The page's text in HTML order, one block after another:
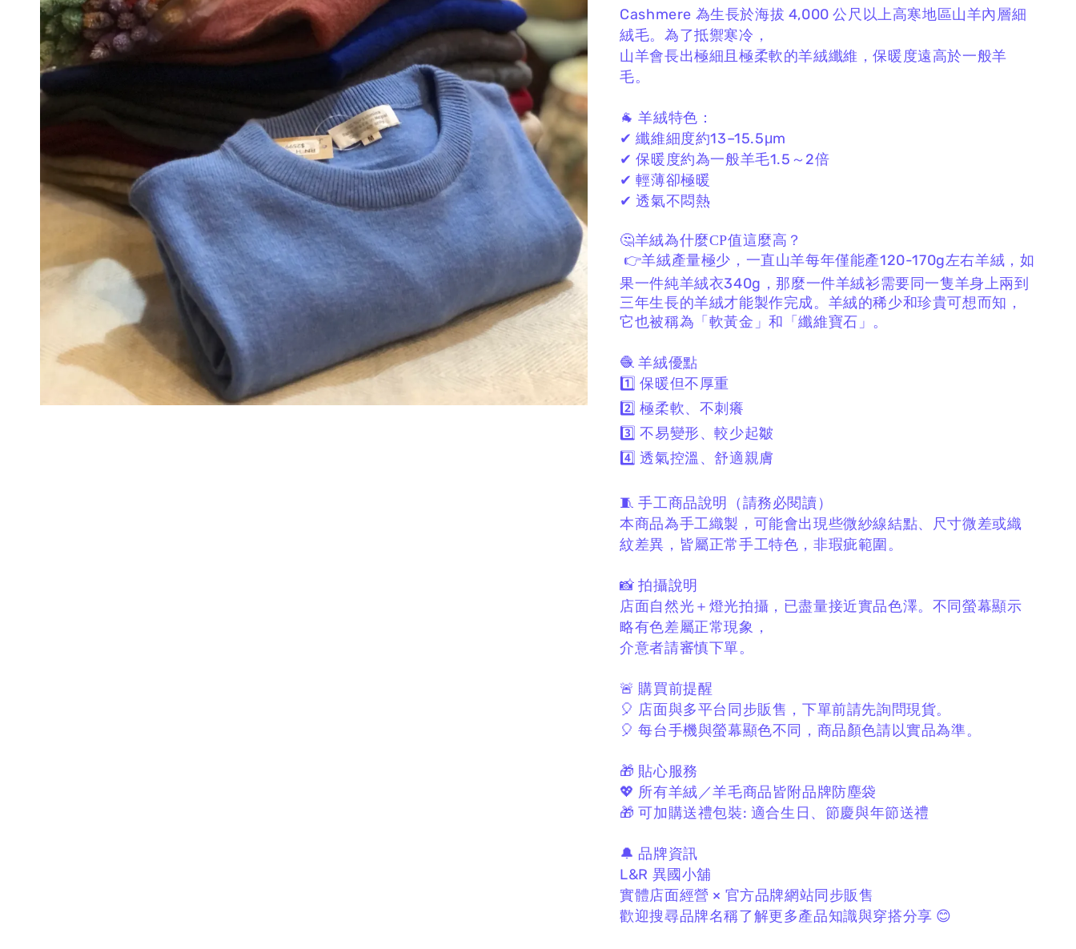
Cashmere 為生長於海拔 4,000 公尺以上高寒地區山羊內層細
絨毛。 為了抵禦寒冷，
山羊會長出極細且極柔軟的羊絨纖維，保暖度遠高於一般羊
毛。
🐐 羊絨特色：
✔ 纖維細度約13–15.5μm
✔ 保暖度約為一般羊毛1.5～2倍
✔ 輕薄卻極暖
✔ 透氣不悶熱
🤔羊絨為什麼CP值這麼高？
👉羊絨產量極少，一直山羊每年僅能產120-170g左右羊絨，如
果一件純羊絨衣340g，那麼一件羊絨衫需要同一隻羊身上兩到
三年生長的羊絨才能製作完成。羊絨的稀少和珍貴可想而知，
它也被稱為「軟黃金」和「纖維寶石」。
🧶 羊絨優點
1️⃣ 保暖但不厚重
2️⃣ 極柔軟、不刺癢
3️⃣ 不易變形、較少起皺
4️⃣ 透氣控溫、舒適親膚
🧵 手工商品說明（請務必閱讀）
本商品為手工織製， 可能會出現些微紗線結點、
尺寸微差或織
紋差異， 皆屬正常手工特色，非瑕疵範圍。
📸 拍攝說明
店面自然光＋燈光拍攝， 已盡量接近實品色澤。 不同螢幕顯示
略有色差屬正常現象，
介意者請審慎下單。
🚨 購買前提醒
🎈 店面與多平台同步販售， 下單前請先詢問現貨。
🎈 每台手機與螢幕顯色不同， 商品顏色請以實品為準。
🎁 貼心服務
💖 所有羊絨／羊毛商品皆附品牌防塵袋
🎁 可加購送禮包裝: 適合生日、節慶與年節送禮
🔔 品牌資訊
L&R 異國小舖
實體店面經營 × 官方品牌網站同步販售
歡迎搜尋品牌名稱了解更多產品知識與穿搭分享 😊